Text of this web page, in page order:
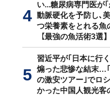
い...糖尿病専門医が｢
動脈硬化を予防し､
つ栄養素をとれる魚
【最強の魚活術3選】
習近平が｢日本に行
煽った悲惨な結末…
の激安ツアー｣でロ
かった中国人観光客